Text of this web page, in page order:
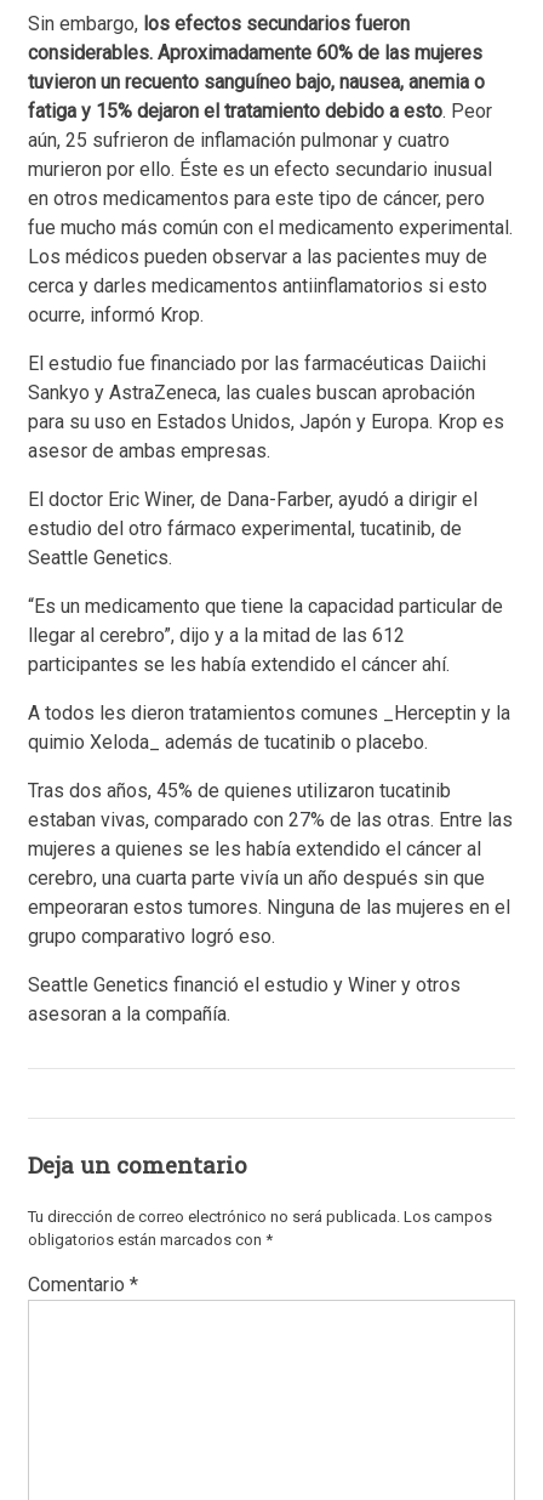
Sin embargo, los efectos secundarios fueron
considerables. Aproximadamente 60% de las mujeres
tuvieron un recuento sanguíneo bajo, nausea, anemia o
fatiga y 15% dejaron el tratamiento debido a esto. Peor
aún, 25 sufrieron de inflamación pulmonar y cuatro
murieron por ello. Éste es un efecto secundario inusual
en otros medicamentos para este tipo de cáncer, pero
fue mucho más común con el medicamento experimental.
Los médicos pueden observar a las pacientes muy de
cerca y darles medicamentos antiinflamatorios si esto
ocurre, informó Krop.
El estudio fue financiado por las farmacéuticas Daiichi
Sankyo y AstraZeneca, las cuales buscan aprobación
para su uso en Estados Unidos, Japón y Europa. Krop es
asesor de ambas empresas.
El doctor Eric Winer, de Dana-Farber, ayudó a dirigir el
estudio del otro fármaco experimental, tucatinib, de
Seattle Genetics.
“Es un medicamento que tiene la capacidad particular de
llegar al cerebro”, dijo y a la mitad de las 612
participantes se les había extendido el cáncer ahí.
A todos les dieron tratamientos comunes _Herceptin y la
quimio Xeloda_ además de tucatinib o placebo.
Tras dos años, 45% de quienes utilizaron tucatinib
estaban vivas, comparado con 27% de las otras. Entre las
mujeres a quienes se les había extendido el cáncer al
cerebro, una cuarta parte vivía un año después sin que
empeoraran estos tumores. Ninguna de las mujeres en el
grupo comparativo logró eso.
Seattle Genetics financió el estudio y Winer y otros
asesoran a la compañía.
Deja un comentario
Tu dirección de correo electrónico no será publicada. Los campos
obligatorios están marcados con *
Comentario *